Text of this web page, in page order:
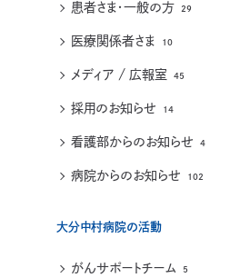
患者さま・一般の方 29
医療関係者さま 10
メディア / 広報室 45
採用のお知らせ 14
看護部からのお知らせ 4
病院からのお知らせ 102
大分中村病院の活動
がんサポートチーム 5